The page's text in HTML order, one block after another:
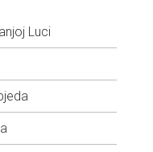
Luci